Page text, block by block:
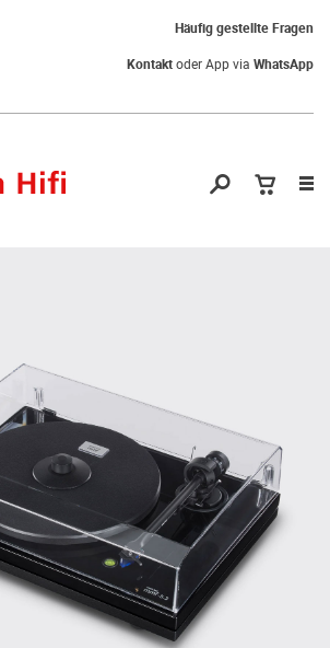
Häufig gestellte Fragen
Kontaktoder App via WhatsApp